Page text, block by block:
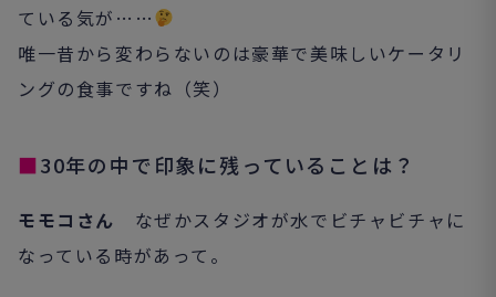
ている気が……
唯一昔から変わらないのは豪華で美味しいケータリ
ングの食事ですね（笑）
■30年の中で印象に残っていることは？
モモコさん なぜかスタジオが水でビチャビチャに
なっている時があって。